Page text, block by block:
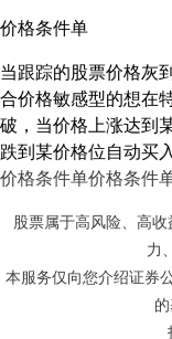
价格条件单
当跟踪的股票价格灰
合价格敏感型的想在
破，当价格上涨达到
跌到某价格位自动买
价格条件单价格条件
股票属于高风险、高
力
本服务仅向您介绍证券